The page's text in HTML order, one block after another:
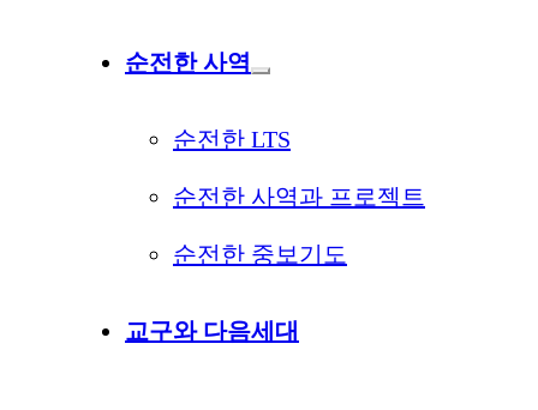
순전한 사역
순전한 LTS
순전한 사역과 프로젝트
순전한 중보기도
교구와 다음세대